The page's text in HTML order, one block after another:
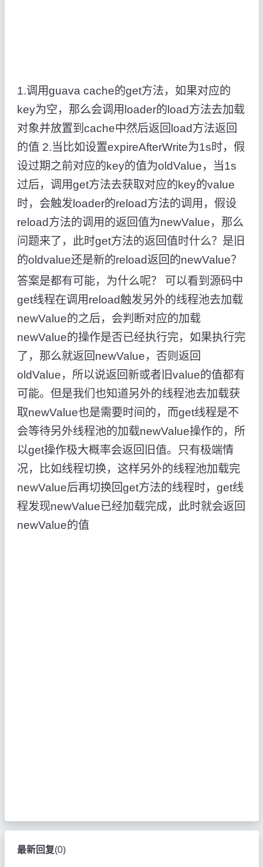
1.调用guava cache的get方法，如果对应的
key为空，那么会调用loader的load方法去加载
对象并放置到cache中然后返回load方法返回
的值 2.当比如设置expireAfterWrite为1s时，假
设过期之前对应的key的值为oldValue，当1s
过后，调用get方法去获取对应的key的value
时，会触发loader的reload方法的调用，假设
reload方法的调用的返回值为newValue，那么
问题来了，此时get方法的返回值时什么？是旧
的oldvalue还是新的reload返回的newValue？
答案是都有可能，为什么呢？ 可以看到源码中
get线程在调用reload触发另外的线程池去加载
newValue的之后，会判断对应的加载
newValue的操作是否已经执行完，如果执行完
了，那么就返回newValue，否则返回
oldValue，所以说返回新或者旧value的值都有
可能。但是我们也知道另外的线程池去加载获
取newValue也是需要时间的，而get线程是不
会等待另外线程池的加载newValue操作的，所
以get操作极大概率会返回旧值。只有极端情
况，比如线程切换，这样另外的线程池加载完
newValue后再切换回get方法的线程时，get线
程发现newValue已经加载完成，此时就会返回
newValue的值
最新回复(0)